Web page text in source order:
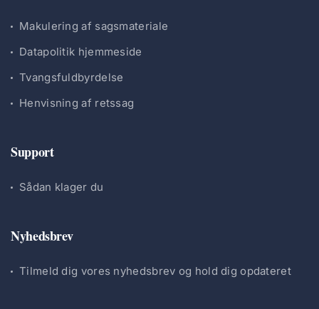
Makulering af sagsmateriale
Datapolitik hjemmeside
Tvangsfuldbyrdelse
Henvisning af retssag
Support
Sådan klager du
Nyhedsbrev
Tilmeld dig vores nyhedsbrev og hold dig opdateret